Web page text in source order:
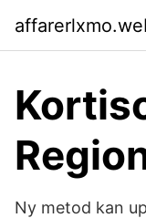
Ny metod kan